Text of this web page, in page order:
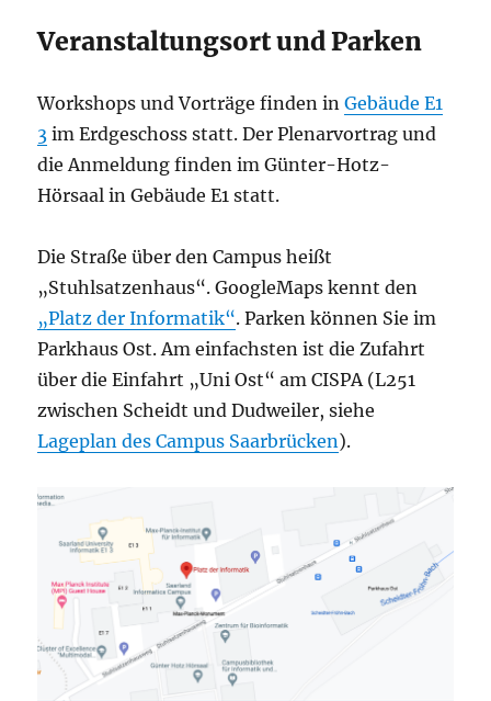
Veranstaltungsort und Parken
Workshops und Vorträge finden inGebäude E1
3 im Erdgeschoss statt. Der Plenarvortrag und
die Anmeldung finden im Günter-Hotz-
Hörsaal in Gebäude E1 statt.
Die Straße über den Campus heißt
„Stuhlsatzenhaus“. GoogleMaps kennt den
„Platz der Informatik“. Parken können Sie im
Parkhaus Ost. Am einfachsten ist die Zufahrt
über die Einfahrt „Uni Ost“ am CISPA (L251
zwischen Scheidt und Dudweiler, siehe
Lageplan des Campus Saarbrücken).